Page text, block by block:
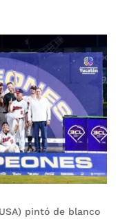
pintó de blanco